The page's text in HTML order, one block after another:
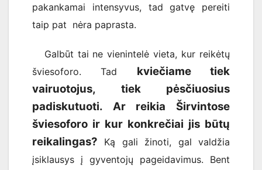
pakankamai intensyvus, tad gatvę pereiti
taip pat nėra paprasta.
Galbūt tai ne vienintelė vieta, kur reikėtų
šviesoforo. Tad kviečiame tiek
vairuotojus, tiek pėsčiuosius
padiskutuoti. Ar reikia Širvintose
šviesoforo ir kur konkrečiai jis būtų
reikalingas? Ką gali žinoti, gal valdžia
įsiklausys į gyventojų pageidavimus. Bent